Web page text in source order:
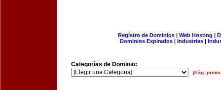
Registro de Dominios| Web Hosting |
Dominios Expirados | Industrias |
Categorías de Dominio:
[Pág.